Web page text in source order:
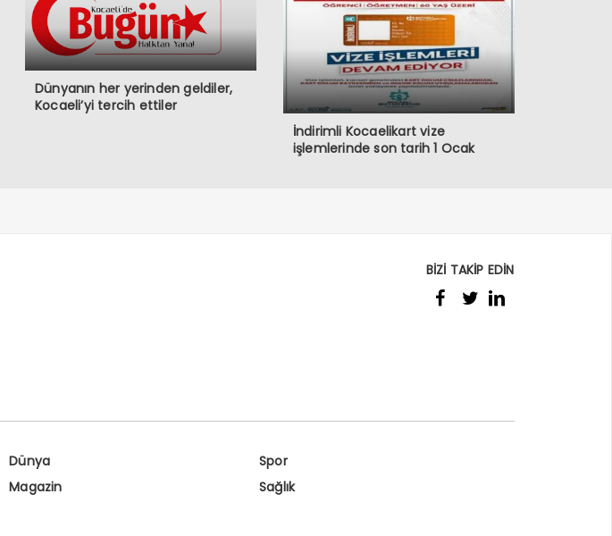
Dünyanın her yerinden geldiler,
Kocaeli’yi tercih ettiler
İndirimli Kocaelikart vize
işlemlerinde son tarih 1 Ocak
BİZİ TAKİP EDİN
Dünya
Spor
Magazin
Sağlık